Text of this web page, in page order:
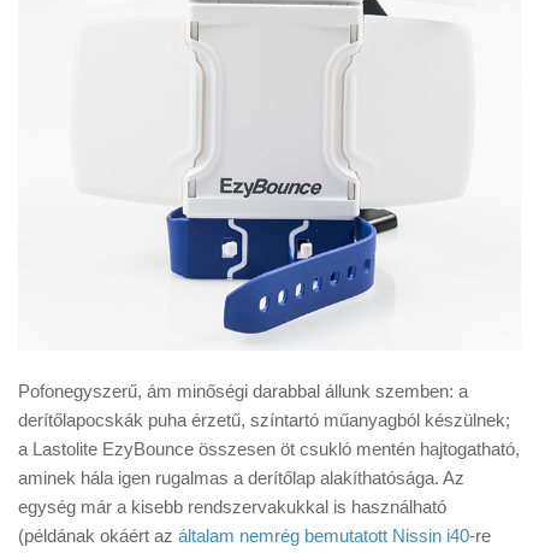
Pofonegyszerű, ám minőségi darabbal állunk szemben: a
derítőlapocskák puha érzetű, színtartó műanyagból készülnek;
a Lastolite EzyBounce összesen öt csukló mentén hajtogatható,
aminek hála igen rugalmas a derítőlap alakíthatósága. Az
egység már a kisebb rendszervakukkal is használható
(példának okáért az általam nemrég bemutatott Nissin i40-re